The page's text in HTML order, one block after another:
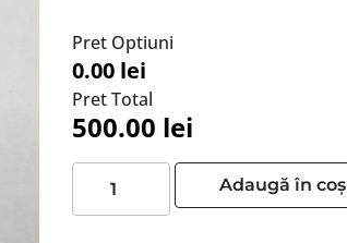
Pret Optiuni
0.00 lei
Pret Total
500.00 lei
Adaugă în coș